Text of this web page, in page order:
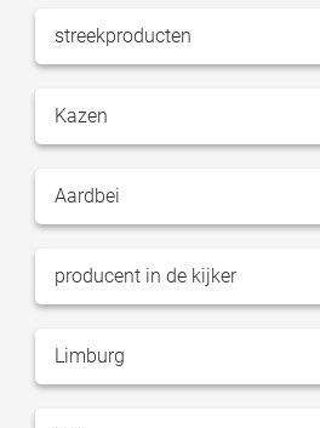
streekproducten
Kazen
Aardbei
producent in de kijker
Limburg